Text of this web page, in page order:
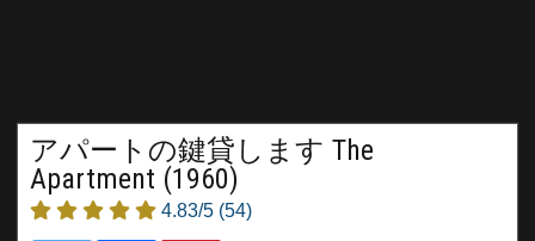
アパートの鍵貸します The
Apartment (1960)
4.83/5 (54)